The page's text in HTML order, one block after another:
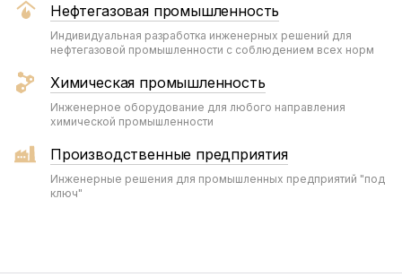
Нефтегазовая промышленность
Индивидуальная разработка инженерных решений для
нефтегазовой промышленности с соблюдением всех норм
Химическая промышленность
Инженерное оборудование для любого направления
химической промышленности
Производственные предприятия
Инженерные решения для промышленных предприятий "под
ключ"